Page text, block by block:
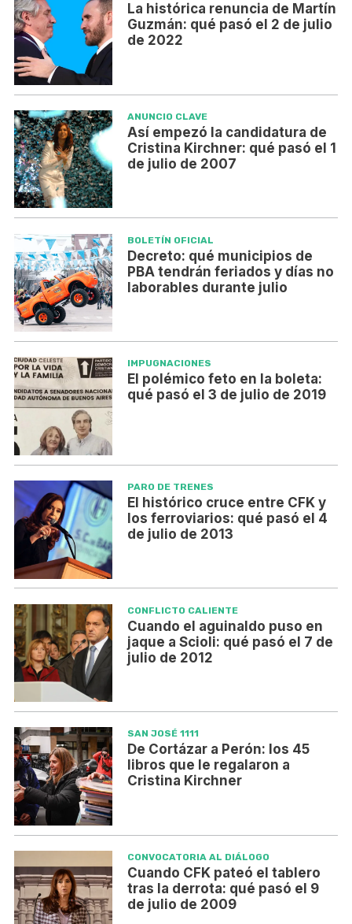
La histórica renuncia de Martín
Guzmán: qué pasó el 2 de julio
de 2022
ANUNCIO CLAVE
Así empezó la candidatura de
Cristina Kirchner: qué pasó el 1
de julio de 2007
BOLETÍN OFICIAL
Decreto: qué municipios de
PBA tendrán feriados y días no
laborables durante julio
IMPUGNACIONES
El polémico feto en la boleta:
qué pasó el 3 de julio de 2019
PARO DE TRENES
El histórico cruce entre CFK y
los ferroviarios: qué pasó el 4
de julio de 2013
CONFLICTO CALIENTE
Cuando el aguinaldo puso en
jaque a Scioli: qué pasó el 7 de
julio de 2012
SAN JOSÉ 1111
De Cortázar a Perón: los 45
libros que le regalaron a
Cristina Kirchner
CONVOCATORIA AL DIÁLOGO
Cuando CFK pateó el tablero
tras la derrota: qué pasó el 9
de julio de 2009